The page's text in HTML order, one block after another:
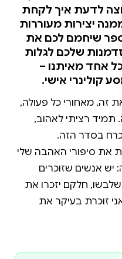
לדעת איך לקחת
יצירות מעוררות
שיחמם לכם את
שלכם לגלות
אחד מאיתנו –
קולינרי אישי.
זה, מאחורי כל פעולה,
תמיד רציתי לאהוב,
בסדר הזה.
את סיפורי האהבה שלי
אנשים שזוכרים
שלבשו, חלקם יזכרו את
זוכרת בעיקר את
סביב אוכל. דיברתי